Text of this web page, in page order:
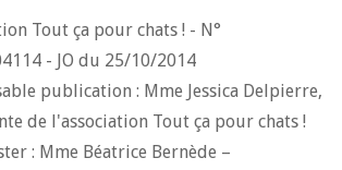
Tout ça pour chats ! - N°
- JO du 25/10/2014
publication : Mme Jessica Delpierre,
de l'association Tout ça pour chats !
: Mme Béatrice Bernède –